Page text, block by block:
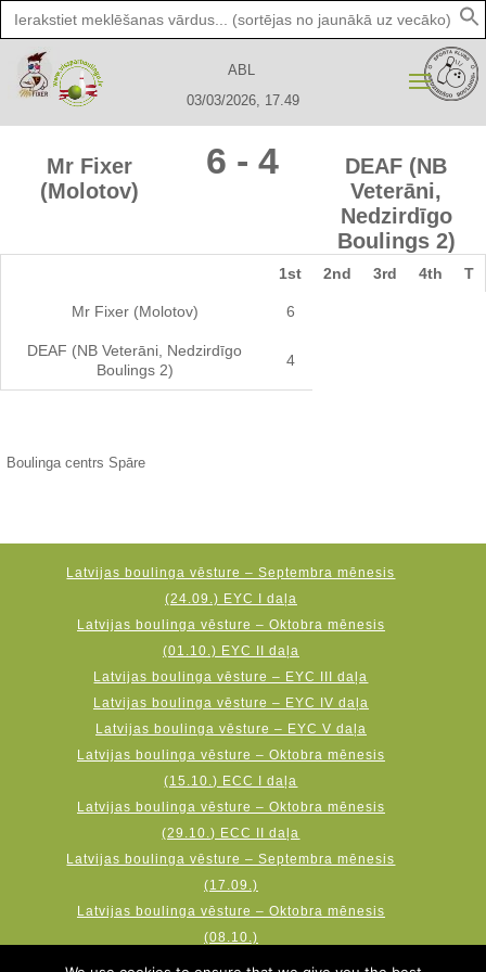
Search
for:
ABL
03/03/2026, 17.49
Mr Fixer
(Molotov)
6 - 4
DEAF (NB
Veterāni,
Nedzirdīgo
Boulings 2)
1st 2nd 3rd 4th T
Mr Fixer (Molotov) 6
DEAF (NB Veterāni, Nedzirdīgo
Boulings 2)
4
Boulinga centrs Spāre
Latvijas boulinga vēsture – Septembra mēnesis
(24.09.) EYC I daļa
Latvijas boulinga vēsture – Oktobra mēnesis
(01.10.) EYC II daļa
Latvijas boulinga vēsture – EYC III daļa
Latvijas boulinga vēsture – EYC IV daļa
Latvijas boulinga vēsture – EYC V daļa
Latvijas boulinga vēsture – Oktobra mēnesis
(15.10.) ECC I daļa
Latvijas boulinga vēsture – Oktobra mēnesis
(29.10.) ECC II daļa
Latvijas boulinga vēsture – Septembra mēnesis
(17.09.)
Latvijas boulinga vēsture – Oktobra mēnesis
(08.10.)
Latvijas boulinga vēsture – Novembra mēnesis